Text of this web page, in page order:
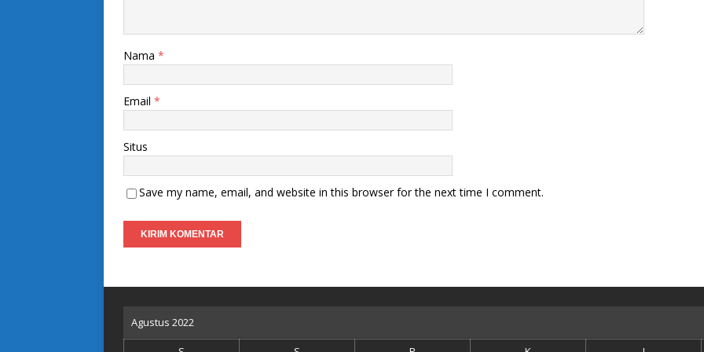
Nama *
Email *
Situs
Save my name, email, and website in this browser for the next time I comment.
Agustus 2022